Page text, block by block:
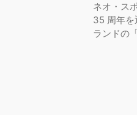
ネオ・ス
35 周年を
ランドの